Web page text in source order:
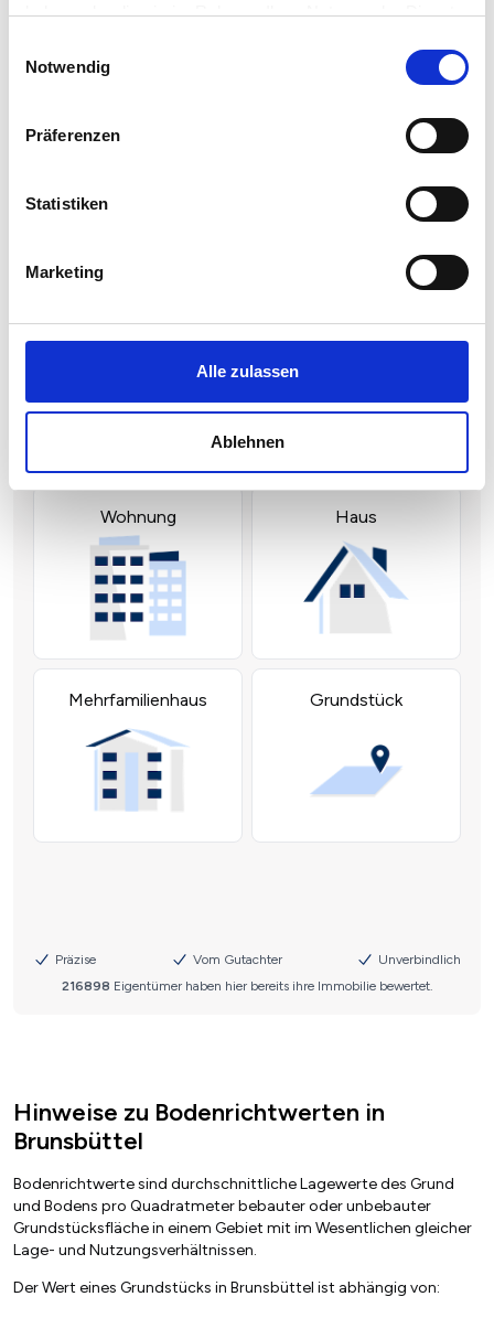
haben oder die sie im Rahmen Ihrer Nutzung der Dienste
Notwendig
Präferenzen
Statistiken
Marketing
Alle zulassen
Ablehnen
Hinweise zu Bodenrichtwerten in
Brunsbüttel
Bodenrichtwerte sind durchschnittliche Lagewerte des Grund
und Bodens pro Quadratmeter bebauter oder unbebauter
Grundstücksfläche in einem Gebiet mit im Wesentlichen gleicher
Lage- und Nutzungsverhältnissen.
Der Wert eines Grundstücks in Brunsbüttel ist abhängig von: